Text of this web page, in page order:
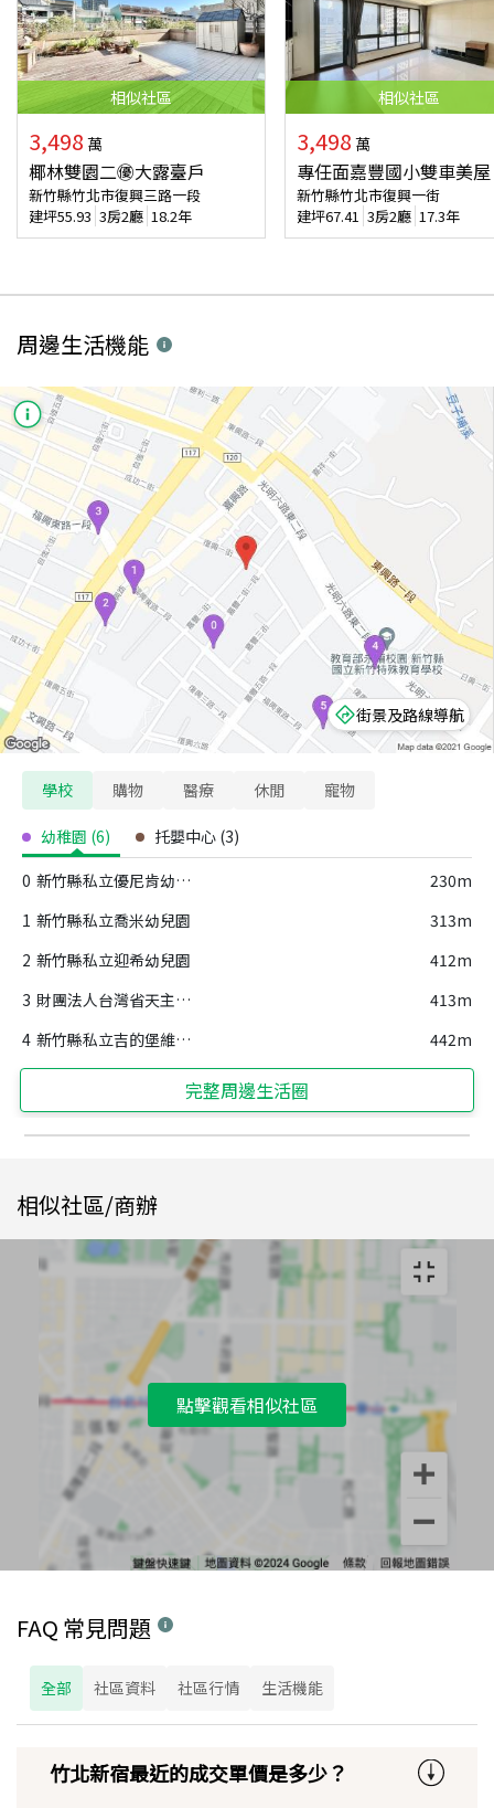
相似社區
3,498 萬
椰林雙園二㊝大露臺戶
新竹縣竹北市復興三路一段
建坪55.93 3房2廳 18.2年
相似社區
3,498 萬
專任面嘉豐國小雙車美屋
新竹縣竹北市復興一街
建坪67.41 3房2廳 17.3年
周邊生活機能
街景及路線導航
學校 購物 醫療 休閒 寵物
幼稚園 (6) 托嬰中心 (3)
0 新竹縣私立優尼肯幼兒園
230m
1 新竹縣私立喬米幼兒園
313m
2 新竹縣私立迎希幼兒園
412m
3 財團法人台灣省天主教會新竹教區附設新竹縣私立德蘭幼兒園
413m
4 新竹縣私立吉的堡維育幼兒園 442m
完整周邊生活圈
相似社區/商辦
點擊觀看相似社區
FAQ 常見問題
全部 社區資料 社區行情 生活機能
竹北新宿最近的成交單價是多少？